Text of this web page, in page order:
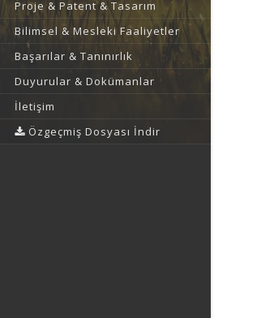
Proje & Patent & Tasarım
Bilimsel & Mesleki Faaliyetler
Başarılar & Tanınırlık
Duyurular & Dokümanlar
İletişim
Özgeçmiş Dosyası İndir